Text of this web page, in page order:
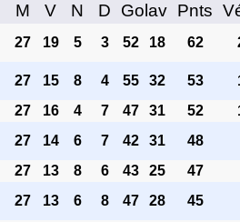
M V N D Golav Pnts
27 19 5 3 52 18 62
27 15 8 4 55 32 53
27 16 4 7 47 31 52
27 14 6 7 42 31
48
27 13 8 6 43 25
47
27 13 6 8 47 28
45